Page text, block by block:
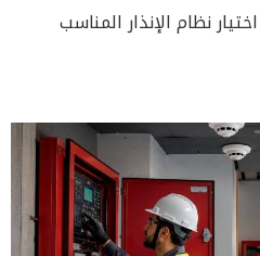
نظام الإنذار المناسب